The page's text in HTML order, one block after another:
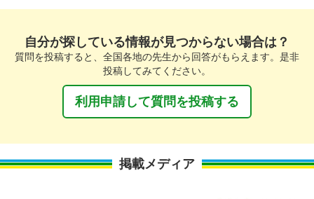
自分が探している情報が見つからない場合は？
質問を投稿すると、全国各地の先生から回答がもらえます。是非
投稿してみてください。
利用申請して質問を投稿する
掲載メディア